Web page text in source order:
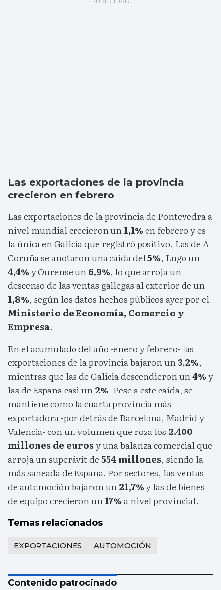
Las exportaciones de la provincia
crecieron en febrero
Las exportaciones de la provincia de Pontevedra a
nivel mundial crecieron un1,1%en febrero y es
la única en Galicia que registró positivo. Las de A
Coruña se anotaron una caída del5%, Lugo un
4,4%y Ourense un6,9%, lo que arroja un
descenso de las ventas gallegas al exterior de un
1,8%, según los datos hechos públicos ayer por el
Ministerio de Economía, Comercio y
Empresa.
En el acumulado del año -enero y febrero- las
exportaciones de la provincia bajaron un3,2%,
mientras que las de Galicia descendieron un4%y
las de España casi un2%. Pese a este caída, se
mantiene como la cuarta provincia más
exportadora -por detrás de Barcelona, Madrid y
Valencia- con un volumen que roza los 2.400
millones de eurosy una balanza comercial que
arroja un superávit de554 millones, siendo la
más saneada de España. Por sectores, las ventas
de automoción bajaron un21,7%y las de bienes
de equipo crecieron un17%a nivel provincial.
Temas relacionados
EXPORTACIONES AUTOMOCIÓN
Contenido patrocinado